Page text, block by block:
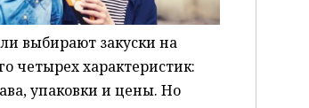
выбирают закуски на
четырех характеристик:
упаковки и цены. Но